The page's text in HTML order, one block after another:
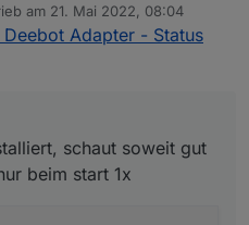
min nur beim start 1x
dass der U2 (Pro) die
nicht hat,
am 21. Mai 2022, 08:04
editiert von
Deebot Adapter - Status
schaut soweit gut
beim start 1x